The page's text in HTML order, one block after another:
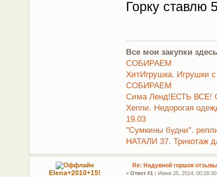
Горку
Все мои закупки
СОБИРАЕМ
ХитИгрушка. Игрушки
СОБИРАЕМ
Сима Ленд!ЕСТЬ ВСЕ!
Хеппи. Недорогая
19.03
"Сумкины будни".
НАТАЛИ 37. Трикотаж
Elena+2010+15!
Re: Надувной горшок
«Ответ #1 : Июня 25, 2014,